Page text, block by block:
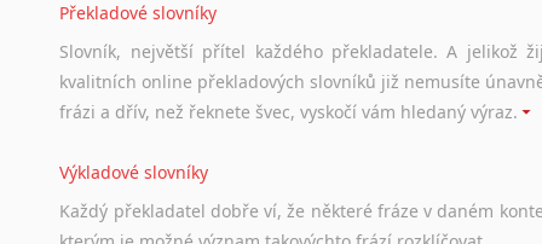
Překladové slovníky
Slovník, největší přítel každého překladatele. A jelikož
kvalitních online překladových slovníků již nemusíte
frázi a dřív, než řeknete švec, vyskočí vám hledaný výraz.
Výkladové slovníky
Každý překladatel dobře ví, že některé fráze v daném